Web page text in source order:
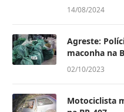
14/08/2024
Agreste:
maconha na
02/10/2023
Motociclista